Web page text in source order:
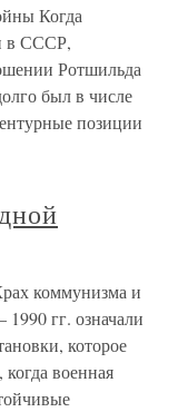
Когда
в СССР,
Ротшильда
был в числе
позиции
коммунизма и
гг. означали
которое
военная